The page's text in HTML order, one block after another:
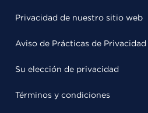
Privacidad de nuestro sitio web
Aviso de Prácticas de Privacidad
Su elección de privacidad
Términos y condiciones